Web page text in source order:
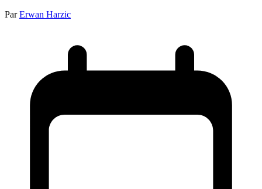
Par Erwan Harzic